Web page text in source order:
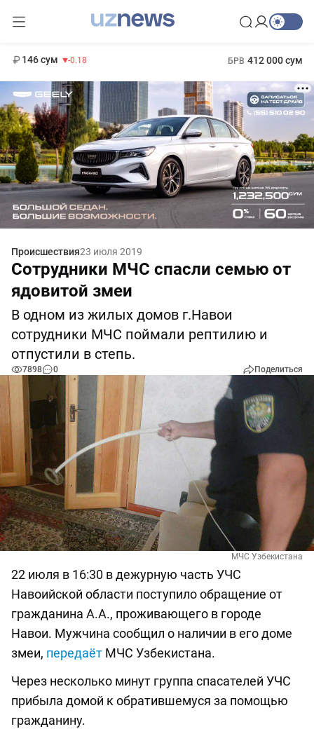
146 сум -0.18 БРВ 412 000 сум
Происшествия23 июля 2019
Сотрудники МЧС спасли семью от
ядовитой змеи
В одном из жилых домов г.Навои
сотрудники МЧС поймали рептилию и
отпустили в степь.
7898 0 Поделиться
МЧС Узбекистана
22 июля в 16:30 в дежурную часть УЧС
Навоийской области поступило обращение от
гражданина А.А., проживающего в городе
Навои. Мужчина сообщил о наличии в его доме
змеи, передаёт МЧС Узбекистана.
Через несколько минут группа спасателей УЧС
прибыла домой к обратившемуся за помощью
гражданину.